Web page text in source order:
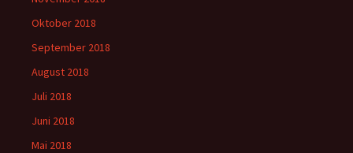
Oktober 2018
September 2018
August 2018
Juli 2018
Juni 2018
Mai 2018